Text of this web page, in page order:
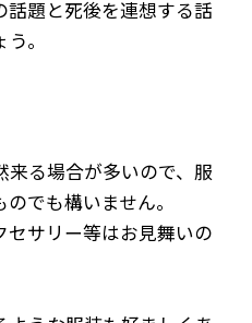
話題と死後を連想する話
。
来る場合が多いので、服
でも構いません。
セサリー等はお見舞いの